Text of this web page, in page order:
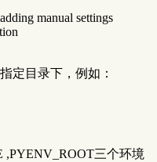
manual settings
定目录下，例如：
,PYENV_ROOT三个环境